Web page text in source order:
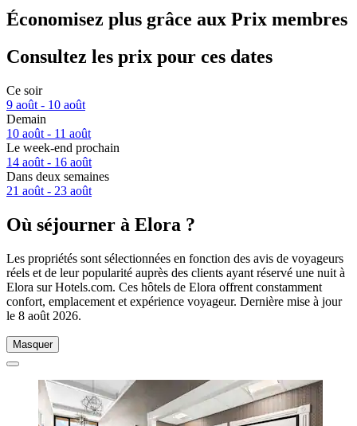
Économisez plus grâce aux Prix membres
Consultez les prix pour ces dates
Ce soir
9 août - 10 août
Demain
10 août - 11 août
Le week-end prochain
14 août - 16 août
Dans deux semaines
21 août - 23 août
Où séjourner à Elora ?
Les propriétés sont sélectionnées en fonction des avis de voyageurs
réels et de leur popularité auprès des clients ayant réservé une nuit à
Elora sur Hotels.com. Ces hôtels de Elora offrent constamment
confort, emplacement et expérience voyageur. Dernière mise à jour
le 8 août 2026.
Masquer